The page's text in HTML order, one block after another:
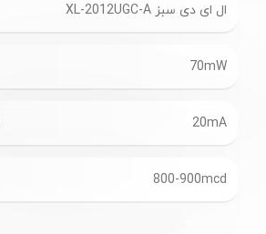
ال ای دی سبز XL-2012UGC-A
70mW
20mA
800-900mcd